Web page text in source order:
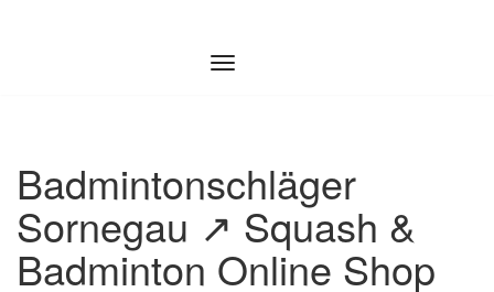
Badmintonschläger
Sornegau ↗️ Squash &
Badminton Online Shop